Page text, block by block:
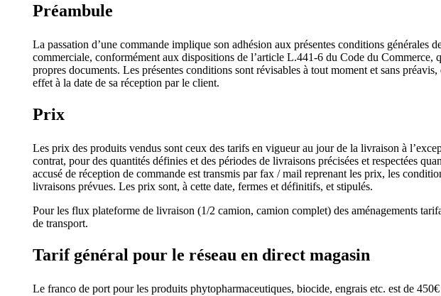
Préambule
La passation d’une commande implique son adhésion aux présentes conditions générales
commerciale, conformément aux dispositions de l’article L.441-6 du Code du Commerce,
propres documents. Les présentes conditions sont révisables à tout moment et sans
effet à la date de sa réception par le client.
Prix
Les prix des produits vendus sont ceux des tarifs en vigueur au jour de la livraison à
contrat, pour des quantités définies et des périodes de livraisons précisées et respectées
accusé de réception de commande est transmis par fax / mail reprenant les prix, les
livraisons prévues. Les prix sont, à cette date, fermes et définitifs, et stipulés.
Pour les flux plateforme de livraison (1/2 camion, camion complet) des aménagements
de transport.
Tarif général pour le réseau en direct magasin
Le franco de port pour les produits phytopharmaceutiques, biocide, engrais etc. est de